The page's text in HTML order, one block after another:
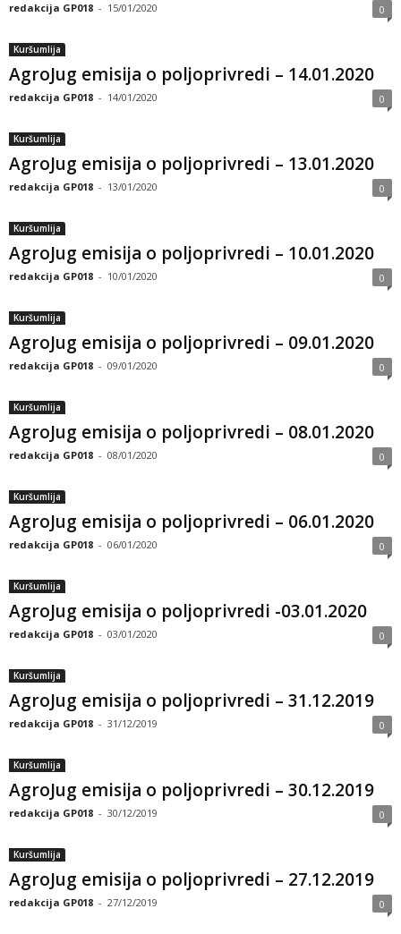
redakcija GP018 - 15/01/2020 0
Kuršumlija
AgroJug emisija o poljoprivredi – 14.01.2020
redakcija GP018 - 14/01/2020 0
Kuršumlija
AgroJug emisija o poljoprivredi – 13.01.2020
redakcija GP018 - 13/01/2020 0
Kuršumlija
AgroJug emisija o poljoprivredi – 10.01.2020
redakcija GP018 - 10/01/2020 0
Kuršumlija
AgroJug emisija o poljoprivredi – 09.01.2020
redakcija GP018 - 09/01/2020 0
Kuršumlija
AgroJug emisija o poljoprivredi – 08.01.2020
redakcija GP018 - 08/01/2020 0
Kuršumlija
AgroJug emisija o poljoprivredi – 06.01.2020
redakcija GP018 - 06/01/2020 0
Kuršumlija
AgroJug emisija o poljoprivredi -03.01.2020
redakcija GP018 - 03/01/2020 0
Kuršumlija
AgroJug emisija o poljoprivredi – 31.12.2019
redakcija GP018 - 31/12/2019 0
Kuršumlija
AgroJug emisija o poljoprivredi – 30.12.2019
redakcija GP018 - 30/12/2019 0
Kuršumlija
AgroJug emisija o poljoprivredi – 27.12.2019
redakcija GP018 - 27/12/2019 0